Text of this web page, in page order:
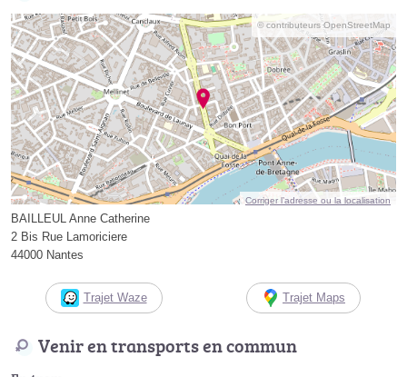
© contributeurs OpenStreetMap
Corriger l’adresse ou la localisation
BAILLEUL Anne Catherine
2 Bis Rue Lamoriciere
44000 Nantes
Trajet Waze Trajet Maps
Venir en transports en commun